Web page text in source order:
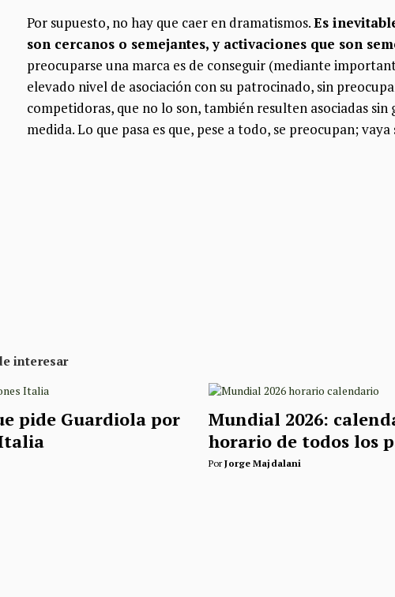
Por supuesto, no hay que caer en dramatismos.Es
son cercanos o semejantes, y activaciones que son
preocuparse una marca es de conseguir (mediante
elevado nivel de asociación con su patrocinado, sin
competidoras, que no lo son, también resulten asociadas
medida. Lo que pasa es que, pese a todo, se preocupan;
interesar
pide Guardiola por
Mundial 2026:
horario de todos los
PorJorge Majdalani